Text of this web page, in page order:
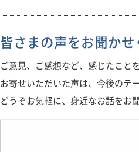
皆さまの声をお聞かせ
ご意見、ご感想など、感じたこと
お寄せいただいた声は、今後のテ
どうぞお気軽に、身近なお話をお